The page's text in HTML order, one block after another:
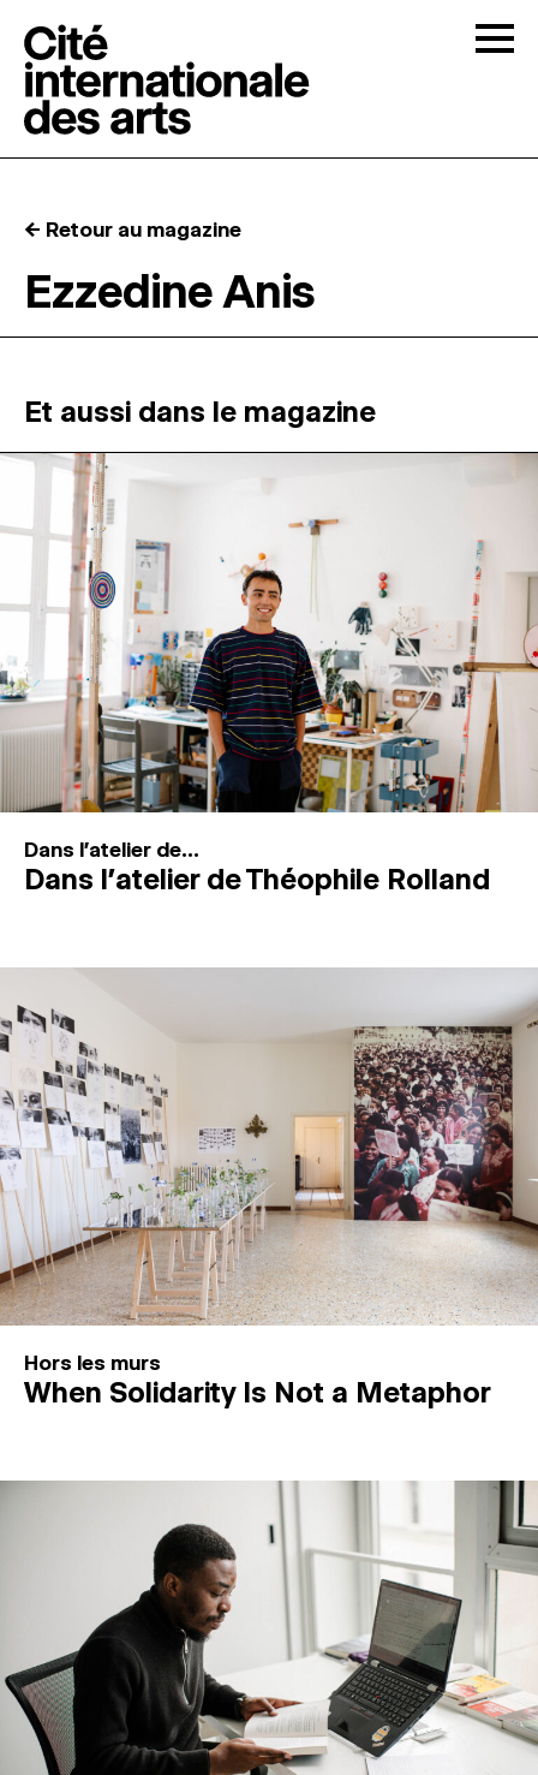
RÉSIDENCES ↓
ATELIERS OUVERTS
PROGRAMMATION
MAGAZINE
ESPACES DE PRATIQUE ARTISTIQUE ↓
Recherche
Connexion
← Retour au magazine
Ezzedine Anis
Et aussi dans le magazine
Dans l'atelier de...
Dans l’atelier de Théophile Rolland
Hors les murs
When Solidarity Is Not a Metaphor